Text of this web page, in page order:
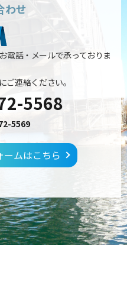
わせ
電話・メールで承っておりま
ご連絡ください。
5568
5569
ームはこちら